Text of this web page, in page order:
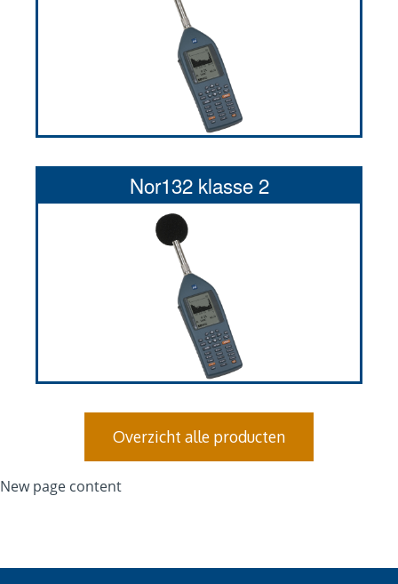
Nor132 klasse 2
Overzicht alle producten
New page content